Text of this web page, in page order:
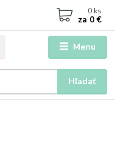
Menu
Hľadať
0 ks
za 0 €